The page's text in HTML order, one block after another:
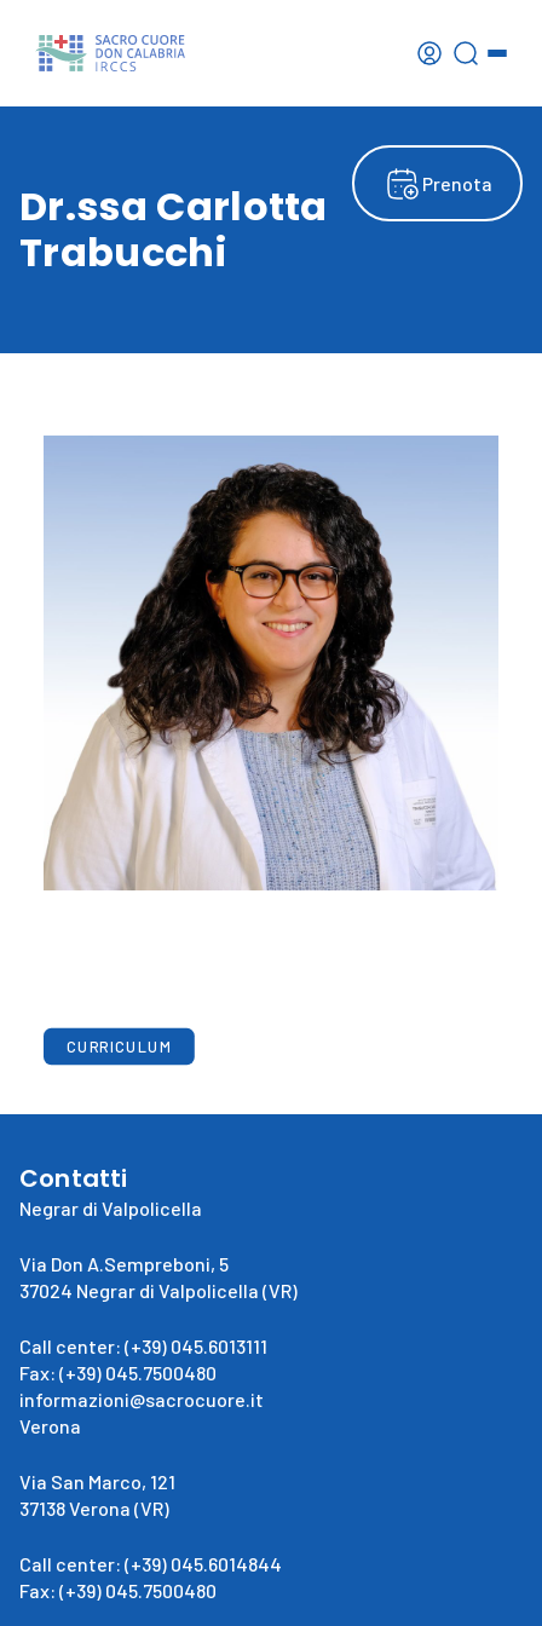
Prenota
Dr.ssa Carlotta
Trabucchi
CURRICULUM
Contatti
Negrar di Valpolicella
Via Don A.Sempreboni, 5
37024 Negrar di Valpolicella (VR)
Call center: (+39) 045.6013111
Fax: (+39) 045.7500480
informazioni@sacrocuore.it
Verona
Via San Marco, 121
37138 Verona (VR)
Call center: (+39) 045.6014844
Fax: (+39) 045.7500480